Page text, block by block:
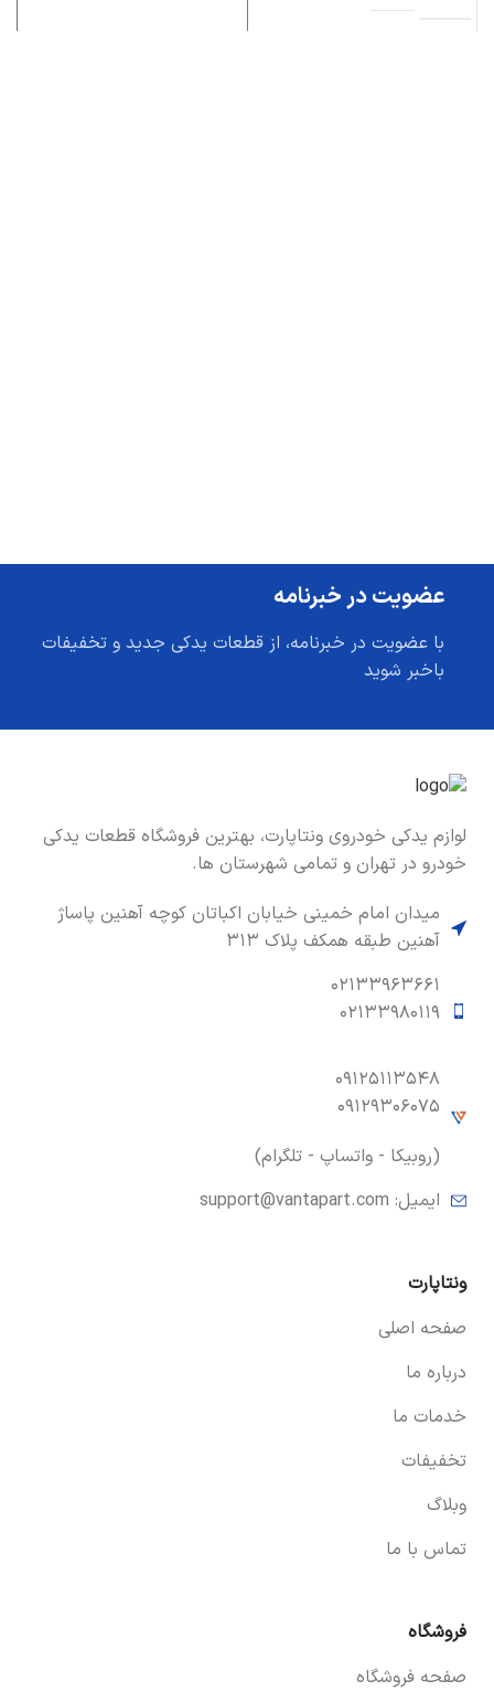
عضویت در خبرنامه
با عضویت در خبرنامه، از قطعات یدکی جدید و تخفیفات
باخبر شوید
لوازم یدکی خودروی ونتاپارت، بهترین فروشگاه قطعات یدکی
خودرو در تهران و تمامی شهرستان ها.
میدان امام خمینی خیابان اکباتان کوچه آهنین پاساژ
آهنین طبقه همکف پلاک ۳۱۳
۰۲۱۳۳۹۶۳۶۶۱
۰۲۱۳۳۹۸۰۱۱۹
۰۹۱۲۵۱۱۳۵۴۸
۰۹۱۲۹۳۰۶۰۷۵
(روبیکا - واتساپ - تلگرام)
ایمیل: support@vantapart.com
ونتاپارت
صفحه اصلی
درباره ما
خدمات ما
تخفیفات
وبلاگ
تماس با ما
فروشگاه
صفحه فروشگاه